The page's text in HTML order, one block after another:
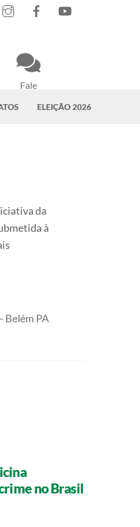
Fale
InstagramFacebook
ELEIÇÃO 2026
da
à
Belém PA
no Brasil